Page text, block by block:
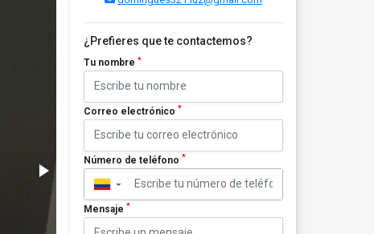
¿Prefieres que te contactemos?
Tu nombre *
Correo electrónico *
Número de teléfono *
▼
Mensaje *